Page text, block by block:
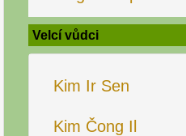
Velcí vůdci
Kim Ir Sen
Kim Čong Il